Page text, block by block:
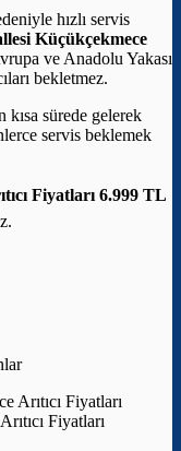
hızlı servis
Küçükçekmece
ve Anadolu Yakası
bekletmez.
sürede gelerek
servis beklemek
Fiyatları 6.999 TL
Fiyatları